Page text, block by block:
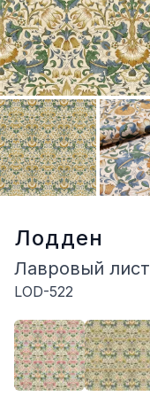
Лодден
Лавровый лист
LOD-522